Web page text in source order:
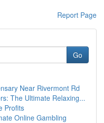
Report Page
Go
Near Rivermont Rd
The Ultimate Relaxing...
Profits
Online Gambling